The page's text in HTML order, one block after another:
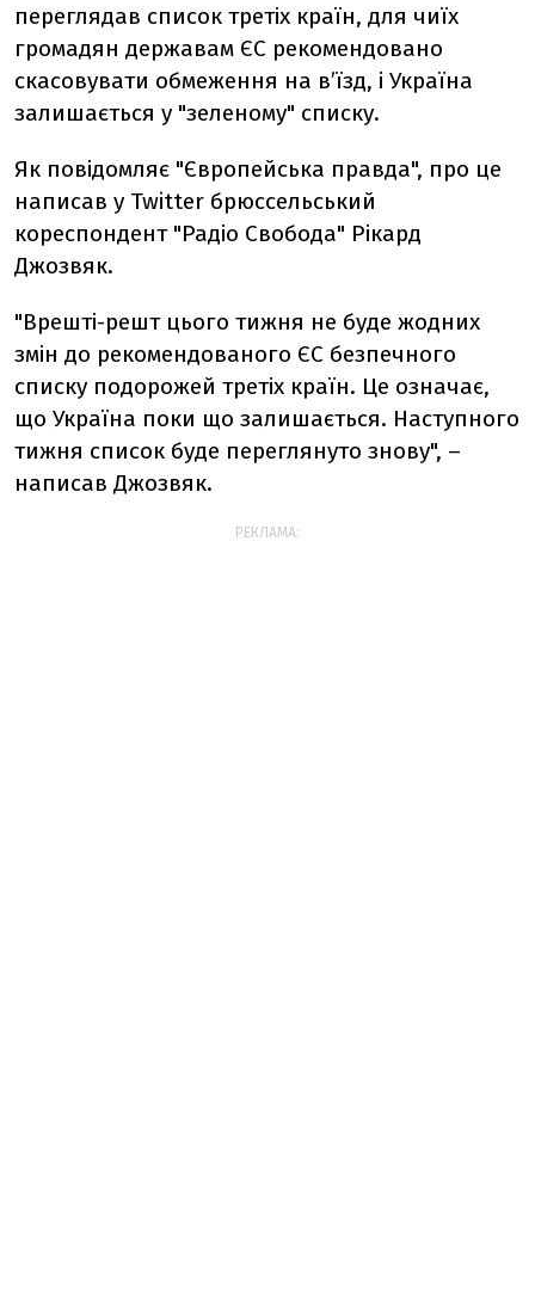
переглядав список третіх країн, для чиїх
громадян державам ЄС рекомендовано
скасовувати обмеження на в’їзд, і Україна
залишається у "зеленому" списку.
Як повідомляє "Європейська правда", про це
написав у Twitter брюссельський
кореспондент "Радіо Свобода" Рікард
Джозвяк.
"Врешті-решт цього тижня не буде жодних
змін до рекомендованого ЄС безпечного
списку подорожей третіх країн. Це означає,
що Україна поки що залишається. Наступного
тижня список буде переглянуто знову", –
написав Джозвяк.
РЕКЛАМА: